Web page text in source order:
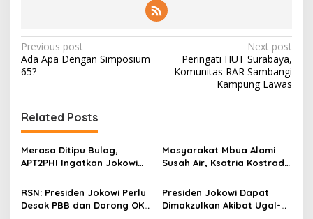
P
o
t
n
a
v
i
g
Previous post
Ada Apa Dengan Simposium
65?
Next post
Peringati HUT Surabaya,
Komunitas RAR Sambangi
Kampung Lawas
Related Posts
Merasa Ditipu Bulog,
APT2PHI Ingatkan Jokowi
Harga Beras Nasional
Masyarakat Mbua Alami
Susah Air, Ksatria Kostrad
Dekat!”
RSN: Presiden Jokowi Perlu
Desak PBB dan Dorong OKI
Presiden Jokowi Dapat
Dimakzulkan Akibat Ugal-